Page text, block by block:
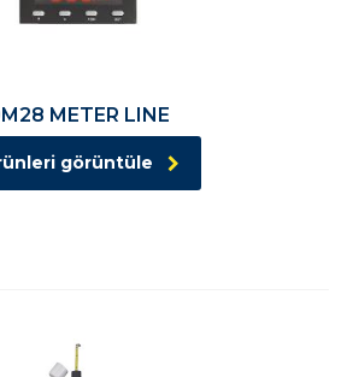
METER LINE
görüntüle